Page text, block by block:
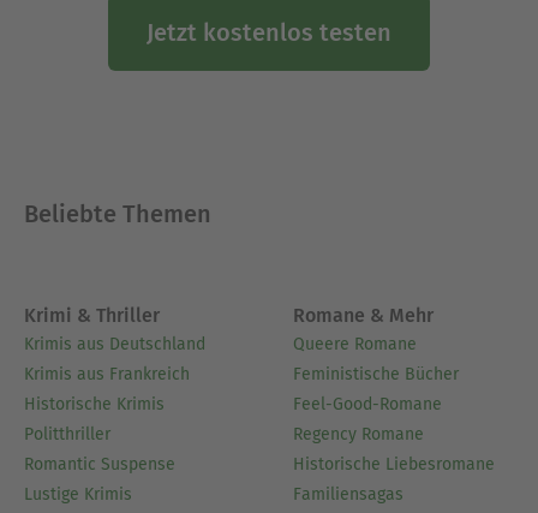
Jetzt kostenlos testen
Beliebte Themen
Krimi & Thriller
Krimis aus Deutschland
Krimis aus Frankreich
Historische Krimis
Politthriller
Romantic Suspense
Lustige Krimis
Romane & Mehr
Queere Romane
Feministische Bücher
Feel-Good-Romane
Regency Romane
Historische Liebesromane
Familiensagas